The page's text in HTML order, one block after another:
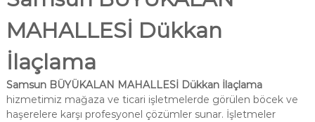
MAHALLESİ Dükkan
İlaçlama
Samsun BÜYÜKALAN MAHALLESİ Dükkan İlaçlama
hizmetimiz mağaza ve ticari işletmelerde görülen böcek ve
haşerelere karşı profesyonel çözümler sunar. İşletmeler